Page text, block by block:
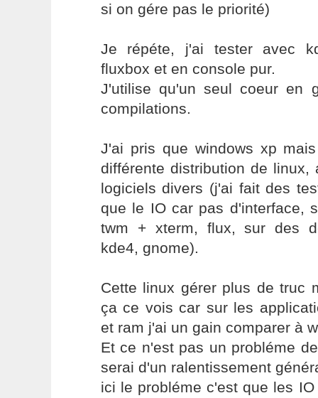
si on gére pas le priorité)
Je répéte, j'ai tester avec
fluxbox et en console pur.
J'utilise qu'un seul coeur en
compilations.
J'ai pris que windows xp
différente distribution de linux,
logiciels divers (j'ai fait des
que le IO car pas d'interface,
twm + xterm, flux, sur des
kde4, gnome).
Cette linux gérer plus de truc
ça ce vois car sur les
et ram j'ai un gain comparer à
Et ce n'est pas un probléme
serai d'un ralentissement
ici le probléme c'est que les